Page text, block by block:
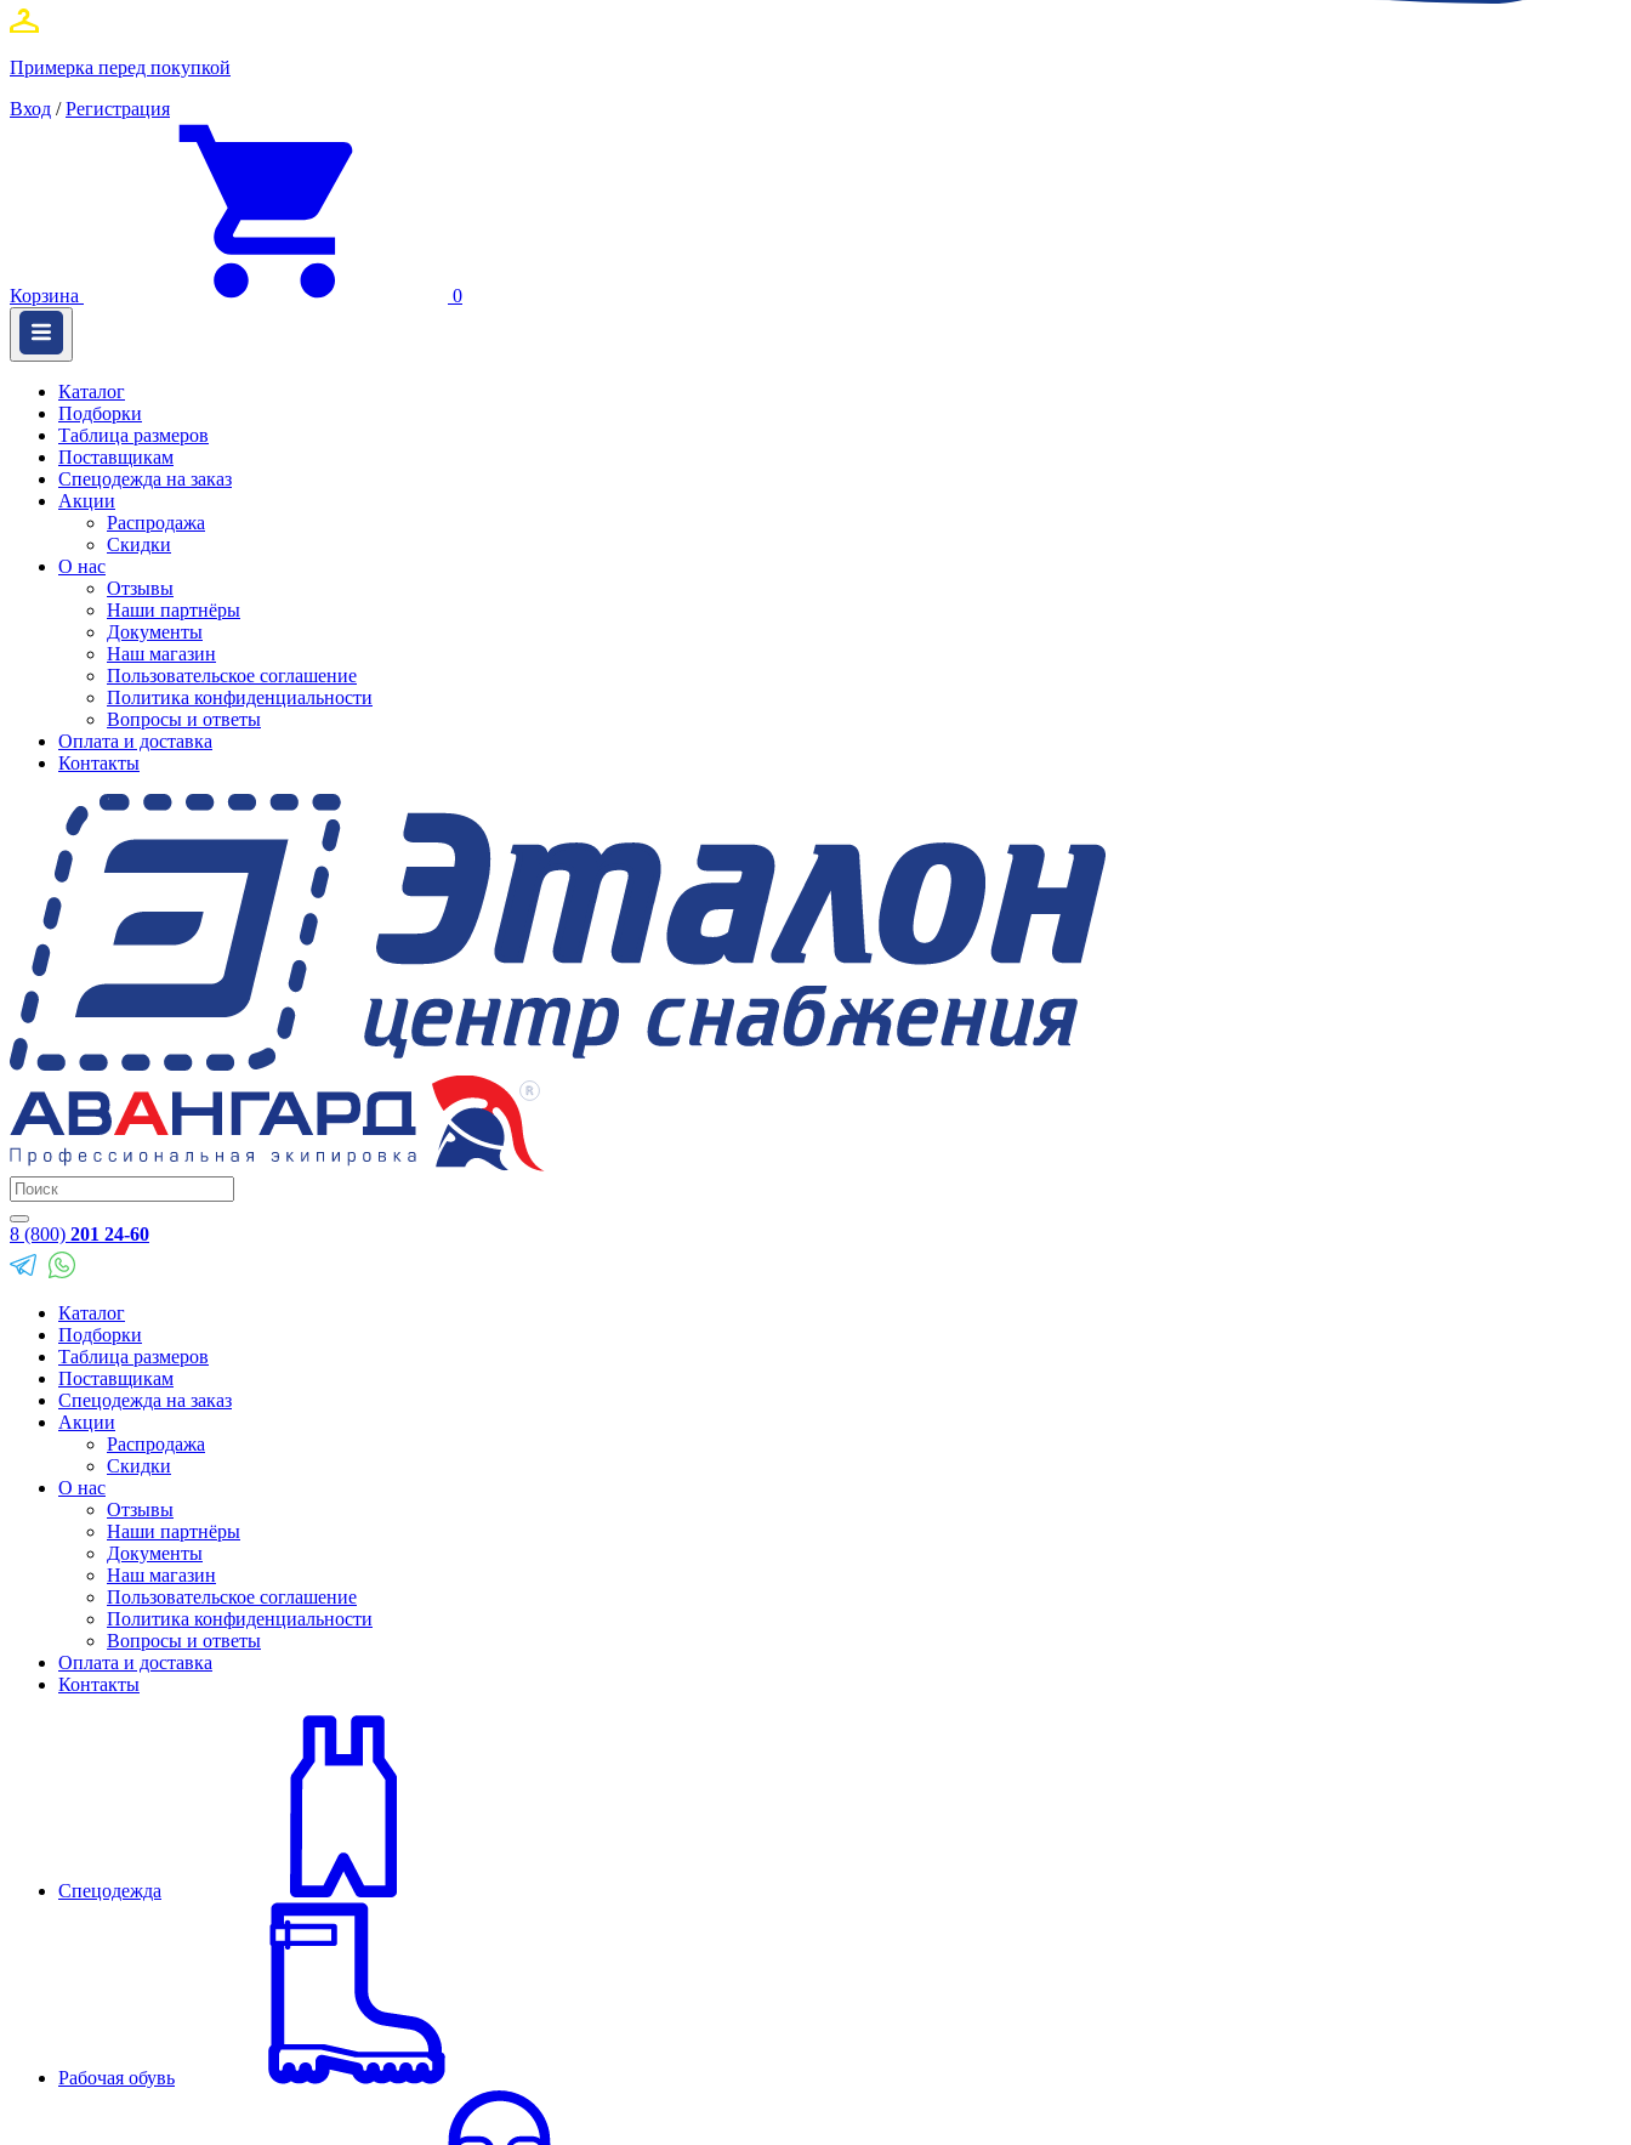
Примерка перед покупкой
Вход / Регистрация
Корзина 0
Каталог
Подборки
Таблица размеров
Поставщикам
Спецодежда на заказ
Акции
Распродажа
Скидки
О нас
Отзывы
Наши партнёры
Документы
Наш магазин
Пользовательское соглашение
Политика конфиденциальности
Вопросы и ответы
Оплата и доставка
Контакты
8 (800) 201 24-60
Каталог
Подборки
Таблица размеров
Поставщикам
Спецодежда на заказ
Акции
Распродажа
Скидки
О нас
Отзывы
Наши партнёры
Документы
Наш магазин
Пользовательское соглашение
Политика конфиденциальности
Вопросы и ответы
Оплата и доставка
Контакты
Спецодежда
Рабочая обувь